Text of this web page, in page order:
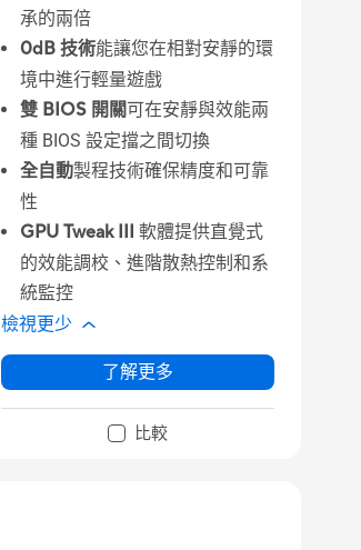
承的兩倍
0dB 技術能讓您在相對安靜的環
境中進行輕量遊戲
雙 BIOS 開關可在安靜與效能兩
種 BIOS 設定擋之間切換
全自動製程技術確保精度和可靠
性
GPU Tweak III 軟體提供直覺式
的效能調校、進階散熱控制和系
統監控
檢視更少
了解更多
比較